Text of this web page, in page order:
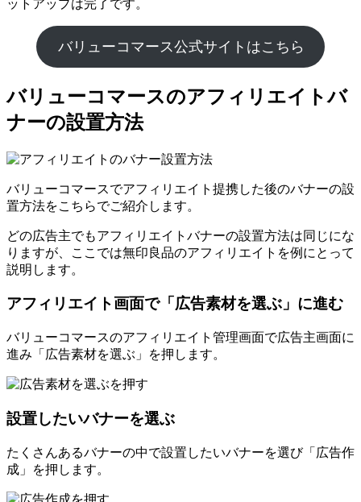
ットアップは完了です。
バリューコマース公式サイトはこちら
バリューコマースのアフィリエイトバ
ナーの設置方法
バリューコマースでアフィリエイト提携した後のバナーの設
置方法をこちらでご紹介します。
どの広告主でもアフィリエイトバナーの設置方法は同じにな
りますが、ここでは無印良品のアフィリエイトを例にとって
説明します。
アフィリエイト画面で「広告素材を選ぶ」に進む
バリューコマースのアフィリエイト管理画面で広告主画面に
進み「広告素材を選ぶ」を押します。
設置したいバナーを選ぶ
たくさんあるバナーの中で設置したいバナーを選び「広告作
成」を押します。